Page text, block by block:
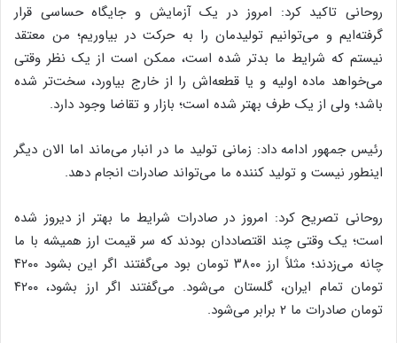
روحانی تاکید کرد: امروز در یک آزمایش و جایگاه حساسی قرار
گرفته‌ایم و می‌توانیم تولید‌مان را به حرکت در بیاوریم؛ من معتقد
نیستم که شرایط ما بدتر شده است، ممکن است از یک نظر وقتی
می‌خواهد ماده اولیه‌ و یا قطعه‌اش را از خارج بیاورد، سخت‌تر شده
باشد؛ ولی از یک طرف بهتر شده است؛ بازار و تقاضا وجود دارد.
رئیس جمهور ادامه داد: زمانی تولید ما در انبار می‌ماند اما الان دیگر
اینطور نیست و تولید کننده ما می‌تواند صادرات انجام دهد.
روحانی تصریح کرد: امروز در صادرات شرایط ما بهتر از دیروز شده
است؛ یک وقتی چند اقتصاددان بودند که سر قیمت ارز همیشه با ما
چانه می‌زدند؛ مثلاً ارز ۳۸۰۰ تومان بود می‌گفتند اگر این بشود ۴۲۰۰
تومان تمام ایران، گلستان می‌شود. می‌گفتند اگر ارز بشود، ۴۲۰۰
تومان صادرات ما ۲ برابر می‌شود.